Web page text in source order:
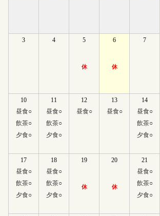
3 4 5
休
6
休
7
10
昼食○
飲茶○
夕食○
11
昼食○
飲茶○
夕食○
12
昼食○
13
昼食○
14
昼食○
飲茶○
夕食○
17
昼食○
飲茶○
夕食○
18
昼食○
飲茶○
夕食○
19
休
20
休
21
昼食○
飲茶○
夕食○